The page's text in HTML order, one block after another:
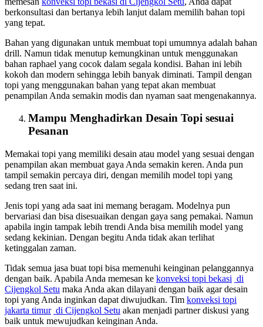
berkonsultasi dan bertanya lebih lanjut dalam memilih bahan topi
yang tepat.
Bahan yang digunakan untuk membuat topi umumnya adalah bahan
drill. Namun tidak menutup kemungkinan untuk menggunakan
bahan raphael yang cocok dalam segala kondisi. Bahan ini lebih
kokoh dan modern sehingga lebih banyak diminati. Tampil dengan
topi yang menggunakan bahan yang tepat akan membuat
penampilan Anda semakin modis dan nyaman saat mengenakannya.
Mampu Menghadirkan Desain Topi sesuai
Pesanan
Memakai topi yang memiliki desain atau model yang sesuai dengan
penampilan akan membuat gaya Anda semakin keren. Anda pun
tampil semakin percaya diri, dengan memilih model topi yang
sedang tren saat ini.
Jenis topi yang ada saat ini memang beragam. Modelnya pun
bervariasi dan bisa disesuaikan dengan gaya sang pemakai. Namun
apabila ingin tampak lebih trendi Anda bisa memilih model yang
sedang kekinian. Dengan begitu Anda tidak akan terlihat
ketinggalan zaman.
Tidak semua jasa buat topi bisa memenuhi keinginan pelanggannya
dengan baik. Apabila Anda memesan ke konveksi topi bekasi di
Cijengkol Setu maka Anda akan dilayani dengan baik agar desain
topi yang Anda inginkan dapat diwujudkan. Tim konveksi topi
jakarta timur di Cijengkol Setu akan menjadi partner diskusi yang
baik untuk mewujudkan keinginan Anda.